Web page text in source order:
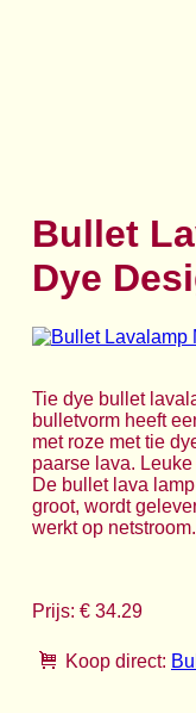
Bullet
Dye
Tie dye bullet
bulletvorm heeft
met roze met tie
paarse lava.
De bullet lava
groot, wordt
werkt op
Prijs: € 34.29
Koop direct: